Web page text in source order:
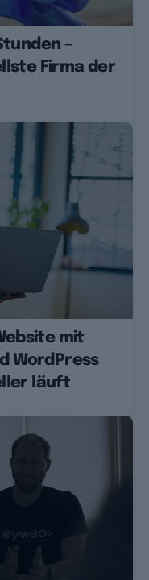
–
Firma der
mit
WordPress
läuft